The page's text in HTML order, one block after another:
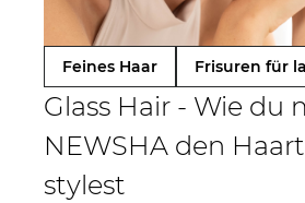
Feines Haar Frisuren für
Glass Hair - Wie du
NEWSHA den
stylest